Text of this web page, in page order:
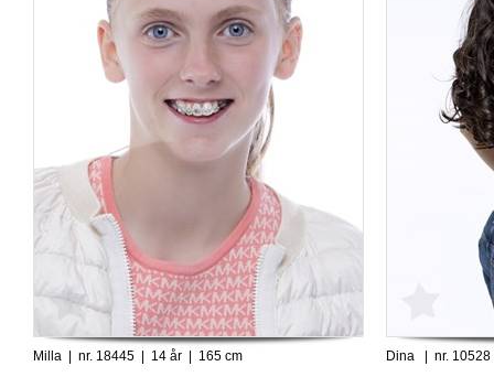
Milla | nr. 18445 | 14 år | 165 cm Dina | nr.